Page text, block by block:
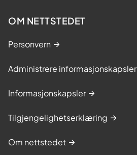
OM NETTSTEDET
Personvern
Administrere informasjonskapsler
Informasjonskapsler
Tilgjengelighetserklæring
Om nettstedet